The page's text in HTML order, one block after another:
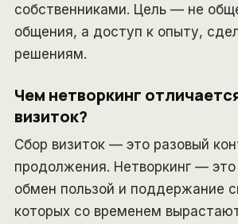
собственниками. Цель — не
общения, а доступ к опыту,
решениям.
Чем нетворкинг
визиток?
Сбор визиток — это разовый
продолжения. Нетворкинг —
обмен пользой и поддержание
которых со временем